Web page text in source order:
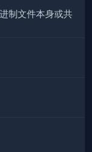
制文件本身或共